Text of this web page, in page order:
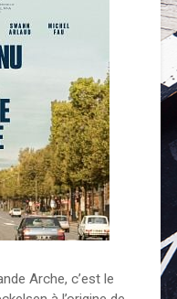
Arche, c’est le